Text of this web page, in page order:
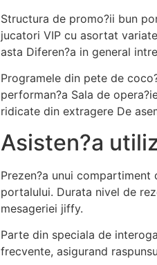
Structura de promo?ii bun
jucatori VIP cu asortat
asta Diferen?a in general
Programele din pete de
performan?a Sala de
ridicate din extragere De
Asisten?a
Prezen?a unui
portalului. Durata nivel de
mesageriei jiffy.
Parte din speciala de
frecvente, asigurand